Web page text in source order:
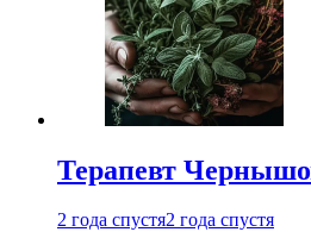
Терапевт
2 года спустя2 года спустя